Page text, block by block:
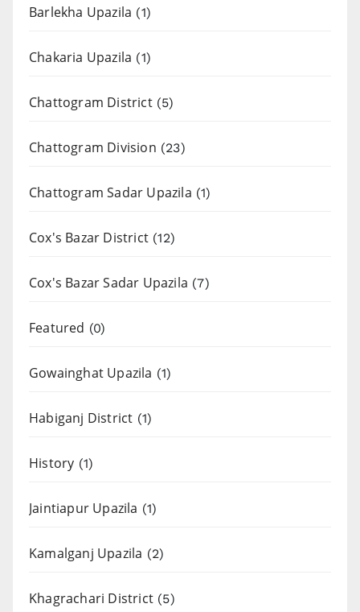
Barlekha Upazila (1)
Chakaria Upazila (1)
Chattogram District(5)
Chattogram Division (23)
Chattogram Sadar Upazila (1)
Cox's Bazar District (12)
Cox's Bazar Sadar Upazila (7)
Featured (0)
Gowainghat Upazila (1)
Habiganj District (1)
History (1)
Jaintiapur Upazila (1)
Kamalganj Upazila (2)
Khagrachari District (5)